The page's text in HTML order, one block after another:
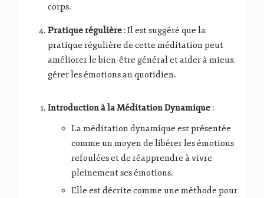
corps.
Pratique régulière : Il est suggéré que la
pratique régulière de cette méditation peut
améliorer le bien-être général et aider à mieux
gérer les émotions au quotidien.
Introduction à la Méditation Dynamique :
La méditation dynamique est présentée
comme un moyen de libérer les émotions
refoulées et de réapprendre à vivre
pleinement ses émotions.
Elle est décrite comme une méthode pour